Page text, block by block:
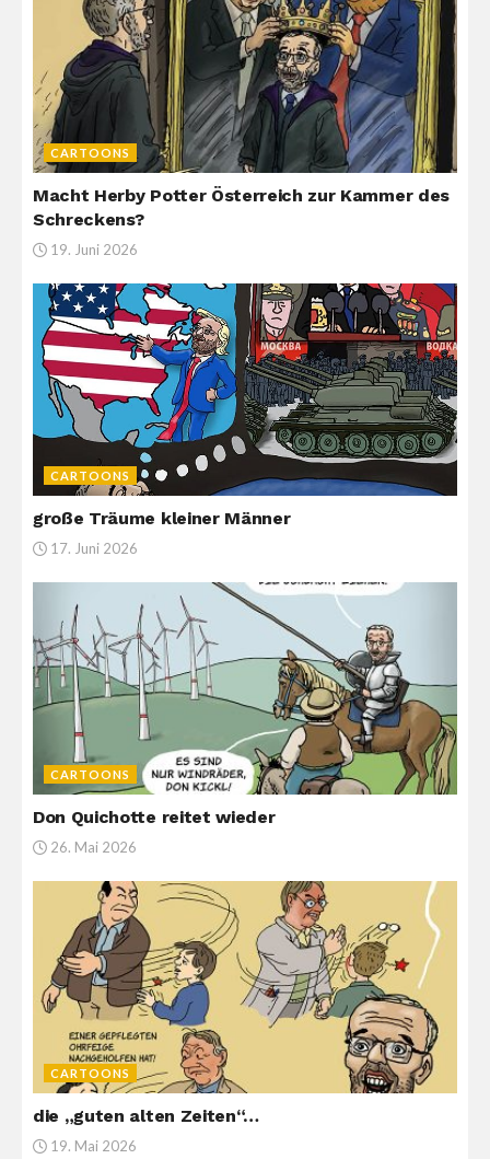
CARTOONS
Macht Herby Potter Österreich zur Kammer des
Schreckens?
19. Juni 2026
CARTOONS
große Träume kleiner Männer
17. Juni 2026
CARTOONS
Don Quichotte reitet wieder
26. Mai 2026
CARTOONS
die „guten alten Zeiten“…
19. Mai 2026